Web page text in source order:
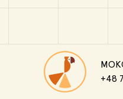
+48